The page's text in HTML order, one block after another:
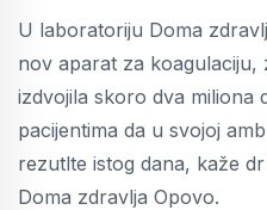
U laboratoriju Doma
nov aparat za koagulaciju,
izdvojila skoro dva miliona
pacijentima da u svojoj
rezutlte istog dana, kaže
Doma zdravlja Opovo.